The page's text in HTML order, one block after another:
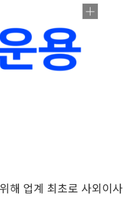
해 업계 최초로 사외이사